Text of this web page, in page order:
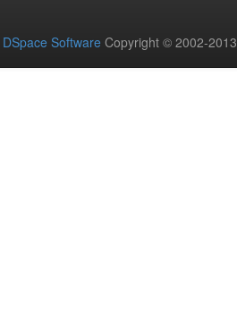
DSpace Software Copyright © 2002-2013